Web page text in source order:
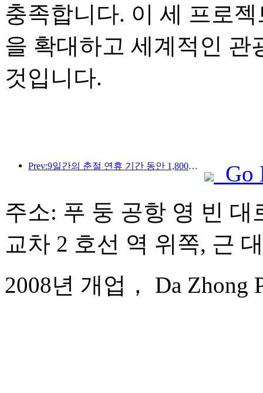
충족합니다. 이 세 프로
을 확대하고 세계적인 관
것입니다.
Prev:9일간의 춘절 연휴 기간 동안 1,800만 명 이상이 국내외를 왕래할 것으로 예상됩니다.
Go
주소: 푸 둥 공항 영 빈 대
교차 2 호선 역 위쪽, 근
2008년 개업， Da Zhong